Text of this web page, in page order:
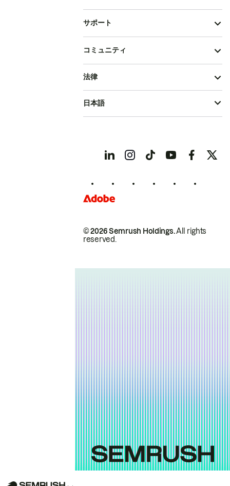
サポート
コミュニティ
© 2026 Semrush Holdings.All rights
reserved.
法律
日本語